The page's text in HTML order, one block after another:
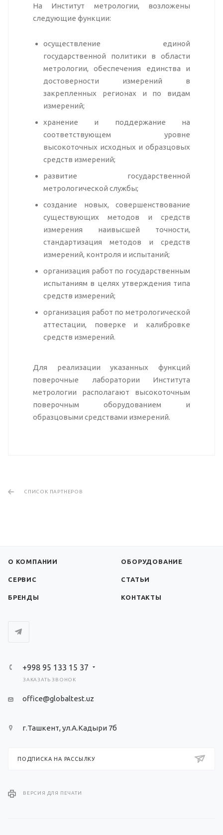
На Институт метрологии, возложены
следующие функции:
осуществление единой
государственной политики в области
метрологии, обеспечения единства и
достоверности измерений в
закрепленных регионах и по видам
измерений;
хранение и поддержание на
соответствующем уровне
высокоточных исходных и образцовых
средств измерений;
развитие государственной
метрологической службы;
создание новых, совершенствование
существующих методов и средств
измерения наивысшей точности,
стандартизация методов и средств
измерений, контроля и испытаний;
организация работ по государственным
испытаниям в целях утверждения типа
средств измерений;
организация работ по метрологической
аттестации, поверке и калибровке
средств измерений.
Для реализации указанных функций
поверочные лаборатории Института
метрологии располагают высокоточным
поверочным оборудованием и
образцовыми средствами измерений.
СПИСОК ПАРТНЕРОВ
О КОМПАНИИ ОБОРУДОВАНИЕ
СЕРВИС СТАТЬИ
БРЕНДЫ КОНТАКТЫ
+998 95 133 15 37
ЗАКАЗАТЬ ЗВОНОК
office@globaltest.uz
г.Ташкент, ул.А.Кадыри 7б
ПОДПИСКА НА РАССЫЛКУ
ВЕРСИЯ ДЛЯ ПЕЧАТИ